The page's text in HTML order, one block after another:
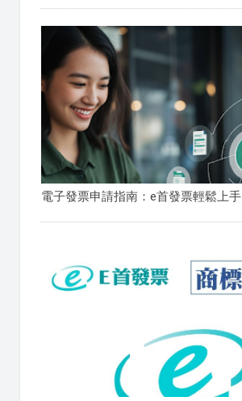
電子發票申請指南：e首發票輕鬆上手